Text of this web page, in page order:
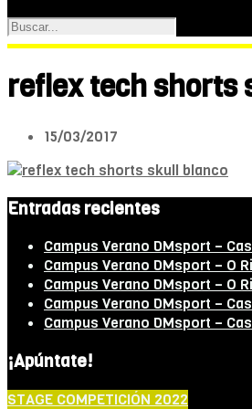
reflex tech shorts
15/03/2017
Entradas recientes
Campus Verano DMsport –
Campus Verano DMsport – O
Campus Verano DMsport – O
Campus Verano DMsport –
Campus Verano DMsport –
¡Apúntate!
STAGE COMPETICIÓN 2022